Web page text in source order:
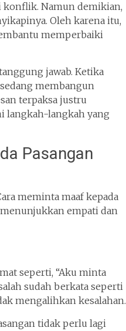
konflik. Namun demikian,
Oleh karena itu,
memperbaiki
jawab. Ketika
membangun
terpaksa justru
langkah-langkah yang
Pasangan
meminta maaf kepada
menunjukkan empati dan
seperti, “Aku minta
sudah berkata seperti
mengalihkan kesalahan.
tidak perlu lagi